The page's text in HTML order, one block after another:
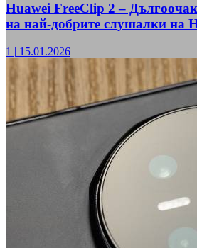
Huawei FreeClip 2 –
на най-добрите слушалки
1 | 15.01.2026